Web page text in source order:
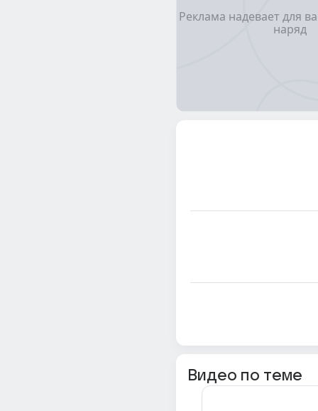
Видео по теме